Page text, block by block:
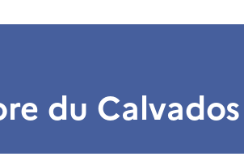
du Calvados